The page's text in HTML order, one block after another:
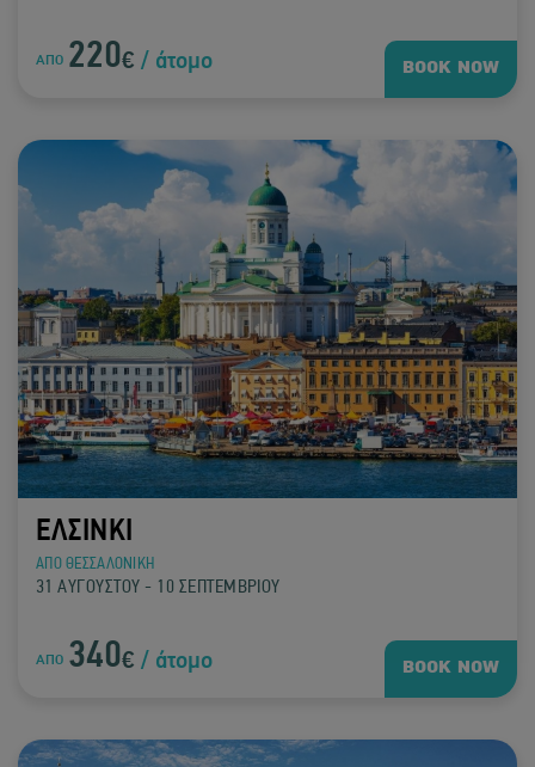
BOOK NOW
ΑΠΟ 220€ / άτομο
BOOK NOW
ΕΛΣΙΝΚΙ
ΑΠΟ ΘΕΣΣΑΛΟΝΙΚΗ
31 ΑΥΓΟΥΣΤΟΥ - 10 ΣΕΠΤΕΜΒΡΙΟΥ
ΑΠΟ 340€ / άτομο